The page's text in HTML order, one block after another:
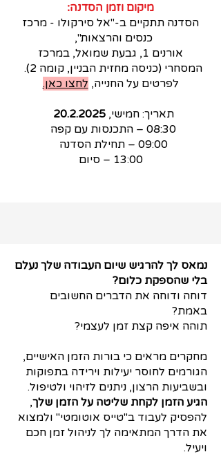
מיקום וזמן הסדנה:
הסדנה תתקיים ב-"אל סירקולו - מרכז
כנסים והרצאות",
אורנים 1, גבעת שמואל, במרכז
המסחרי (כניסה מחזית הבניין, קומה 2).
לפרטים על החנייה, לחצו כאן.
תאריך: חמישי,20.2.2025
08:30 – התכנסות עם קפה
09:00 – תחילת הסדנה
13:00 – סיום
נמאס לך להרגיש שיום העבודה שלך נעלם
בלי שהספקת כלום?
דוחה ודוחה את הדברים החשובים
באמת?
תוהה איפה קצת זמן לעצמי?
מחקרים מראים כי בורות הזמן האישיים,
הגורמים לחוסר יעילות וירידה בתפוקות
ובשביעות הרצון, ניתנים לזיהוי ולטיפול.
הגיע הזמן לקחת שליטה על הזמן שלך,
להפסיק לעבוד ב"טייס אוטומטי" ולמצוא
את הדרך המתאימה לך לניהול זמן חכם
ויעיל.